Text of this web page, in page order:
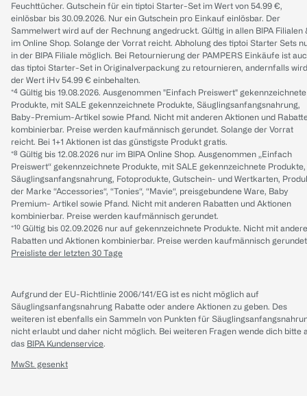
Feuchttücher. Gutschein für ein tiptoi Starter-Set im Wert von 54.99 €,
einlösbar bis 30.09.2026. Nur ein Gutschein pro Einkauf einlösbar. Der
Sammelwert wird auf der Rechnung angedruckt. Gültig in allen BIPA Filialen
im Online Shop. Solange der Vorrat reicht. Abholung des tiptoi Starter Sets
in der BIPA Filiale möglich. Bei Retournierung der PAMPERS Einkäufe ist
das tiptoi Starter-Set in Originalverpackung zu retournieren, andernfalls wird
der Wert iHv 54.99 € einbehalten.
*⁴ Gültig bis 19.08.2026. Ausgenommen "Einfach Preiswert" gekennzeichnete
Produkte, mit SALE gekennzeichnete Produkte, Säuglingsanfangsnahrung,
Baby-Premium-Artikel sowie Pfand. Nicht mit anderen Aktionen und
kombinierbar. Preise werden kaufmännisch gerundet. Solange der Vorrat
reicht. Bei 1+1 Aktionen ist das günstigste Produkt gratis.
*⁸ Gültig bis 12.08.2026 nur im BIPA Online Shop. Ausgenommen „Einfach
Preiswert“ gekennzeichnete Produkte, mit SALE gekennzeichnete Produkte,
Säuglingsanfangsnahrung, Fotoprodukte, Gutschein- und Wertkarten,
der Marke “Accessories“, “Tonies“, “Mavie“, preisgebundene Ware, Baby
Premium- Artikel sowie Pfand. Nicht mit anderen Rabatten und Aktionen
kombinierbar. Preise werden kaufmännisch gerundet.
*¹⁰ Gültig bis 02.09.2026 nur auf gekennzeichnete Produkte. Nicht mit
Rabatten und Aktionen kombinierbar. Preise werden kaufmännisch
Preisliste der letzten 30 Tage
Aufgrund der EU-Richtlinie 2006/141/EG ist es nicht möglich auf
Säuglingsanfangsnahrung Rabatte oder andere Aktionen zu geben. Des
weiteren ist ebenfalls ein Sammeln von Punkten für
nicht erlaubt und daher nicht möglich. Bei weiteren Fragen wende dich bitte
das BIPA Kundenservice.
MwSt. gesenkt